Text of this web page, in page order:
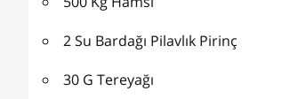
2 Su Bardağı Pilavlık Pirinç
30 G Tereyağı